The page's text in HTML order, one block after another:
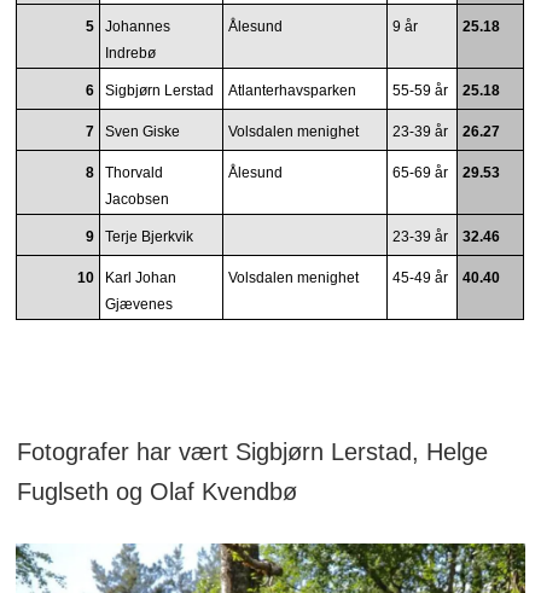
5
Johannes
Indrebø
Ålesund 9 år 25.18
6 Sigbjørn Lerstad Atlanterhavsparken 55-59 år 25.18
7 Sven Giske Volsdalen menighet 23-39 år 26.27
8
Thorvald
Jacobsen
Ålesund 65-69 år 29.53
9 Terje Bjerkvik 23-39 år 32.46
10
Karl Johan
Gjævenes
Volsdalen menighet 45-49 år 40.40
Fotografer har vært Sigbjørn Lerstad, Helge
Fuglseth og Olaf Kvendbø